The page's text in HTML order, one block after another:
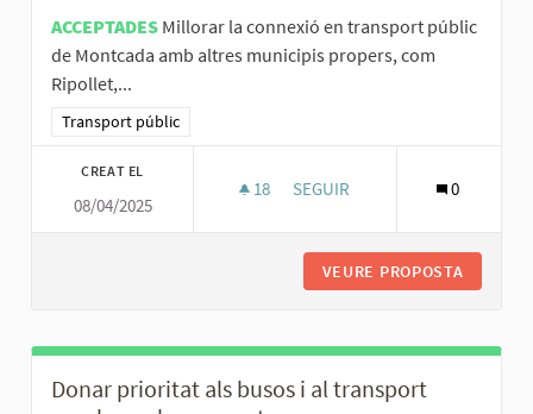
ACCEPTADES Millorar la connexió en transport públic
de Montcada amb altres municipis propers, com
Ripollet,...
Resultats al filtrar per la categoria: Transport públic
Transport públic
CREAT EL
08/04/2025
18 18 SEGUIDORES
SEGUIR 0
VEURE PROPOSTA
Donar prioritat als busos i al transport